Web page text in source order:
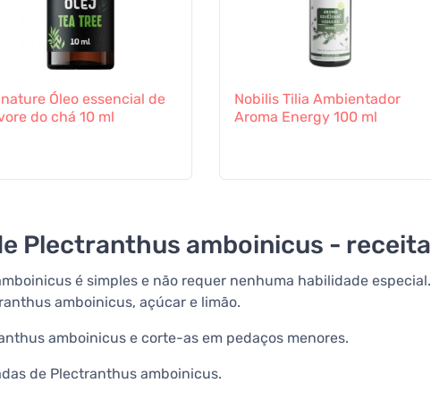
Óleo essencial de
do chá 10 ml
Nobilis Tilia Ambientador
Aroma Energy 100 ml
Plectranthus amboinicus - receita
é simples e não requer nenhuma habilidade especial.
amboinicus, açúcar e limão.
amboinicus e corte-as em pedaços menores.
de Plectranthus amboinicus.